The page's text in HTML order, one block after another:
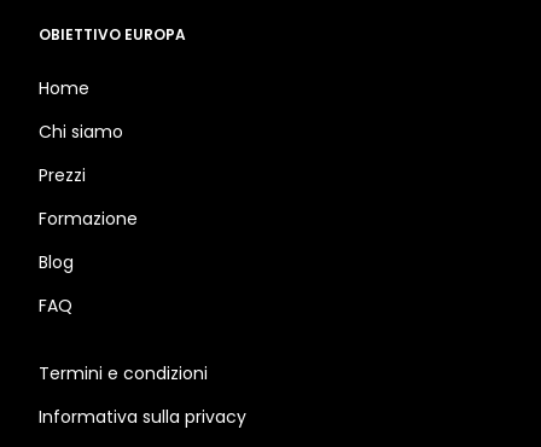
OBIETTIVO EUROPA
Home
Chi siamo
Prezzi
Formazione
Blog
FAQ
Termini e condizioni
Informativa sulla privacy